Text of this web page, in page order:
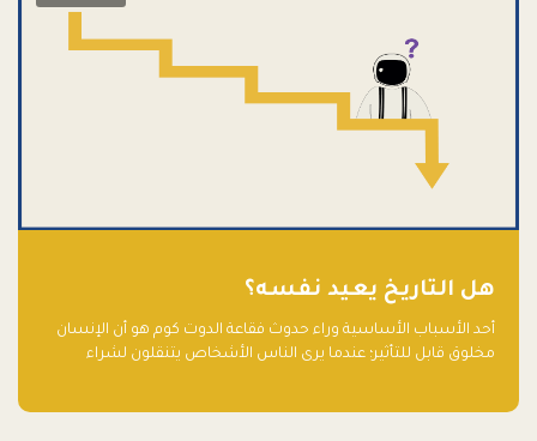
هل التاريخ يعيد نفسه؟
أحد الأسباب الأساسية وراء حدوث فقاعة الدوت كوم هو أن الإنسان
مخلوق قابل للتأثير؛ عندما يرى الناس الأشخاص يتنقلون لشراء